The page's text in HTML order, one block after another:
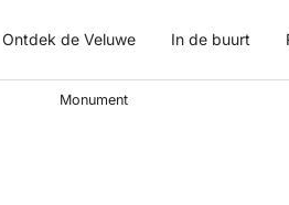
Ontdek de Veluwe In de buurt
Monument